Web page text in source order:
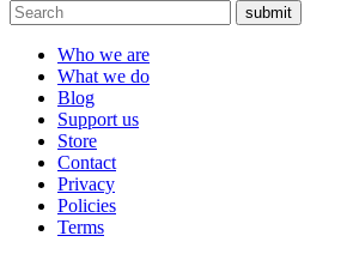
submit
Who we are
What we do
Blog
Support us
Store
Contact
Privacy
Policies
Terms